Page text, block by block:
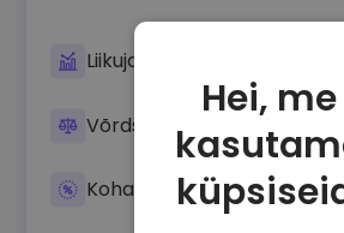
Liikujate salvestamine
Võrdselt tasakaalustatud
Kohandatud riskiga
Hei, me